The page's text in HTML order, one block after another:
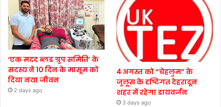
‘एक मदद ब्लड ग्रुप समिति’ के
सदस्य ने 10 दिन के मासूम को
दिया नया जीवन
2 days ago
4 अगस्त को “चेहलुम” के
जुलूस के दृष्टिगत देहरादून
शहर में रहेगा डायवर्जन
3 days ago